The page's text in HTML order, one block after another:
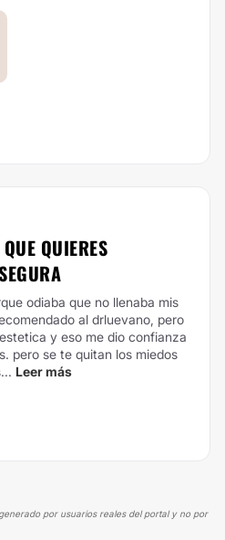
QUIERES
odiaba que no llenaba mis
al drluevano, pero
y eso me dio confianza
pero se te quitan los miedos
Leer más
por usuarios reales del portal y no por